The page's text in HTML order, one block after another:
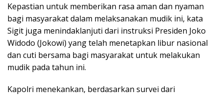
Kepastian untuk memberikan rasa aman dan nyaman
bagi masyarakat dalam melaksanakan mudik ini, kata
Sigit juga menindaklanjuti dari instruksi Presiden Joko
Widodo (Jokowi) yang telah menetapkan libur nasional
dan cuti bersama bagi masyarakat untuk melakukan
mudik pada tahun ini.
Kapolri menekankan, berdasarkan survei dari